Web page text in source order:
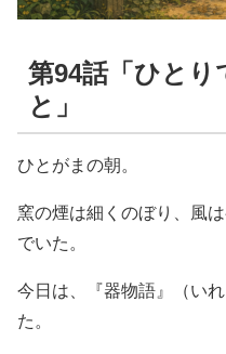
第94話「ひとり
と」
ひとがまの朝。
窯の煙は細くのぼり、風
でいた。
今日は、『器物語』（い
た。